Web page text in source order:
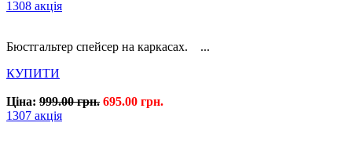
1308 акція
Бюстгальтер спейсер на каркасах. ...
КУПИТИ
Ціна: 999.00 грн. 695.00 грн.
1307 акція